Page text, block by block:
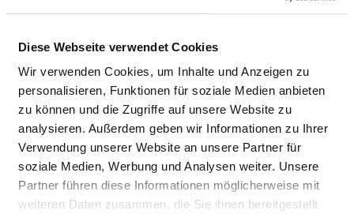
Diese Webseite verwendet Cookies
Wir verwenden Cookies, um Inhalte und Anzeigen zu
personalisieren, Funktionen für soziale Medien anbieten
zu können und die Zugriffe auf unsere Website zu
analysieren. Außerdem geben wir Informationen zu Ihrer
Verwendung unserer Website an unsere Partner für
soziale Medien, Werbung und Analysen weiter. Unsere
Partner führen diese Informationen möglicherweise mit
weiteren Daten zusammen, die Sie ihnen bereitgestellt
Escherichstr. 1
91522 Ansbach
Tel.: 0911-3340-5010
Mail:ed.oenokaid@FG-CHK.CHK